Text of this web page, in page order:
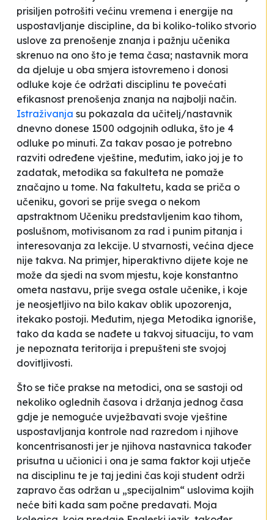
prisiljen potrošiti većinu vremena i energije na
uspostavljanje discipline, da bi koliko-toliko stvorio
uslove za prenošenje znanja i pažnju učenika
skrenuo na ono što je tema časa; nastavnik mora
da djeluje u oba smjera istovremeno i donosi
odluke koje će održati disciplinu te povećati
efikasnost prenošenja znanja na najbolji način.
Istraživanja su pokazala da učitelj/nastavnik
dnevno donese 1500 odgojnih odluka, što je 4
odluke po minuti. Za takav posao je potrebno
razviti određene vještine, međutim, iako joj je to
zadatak, metodika sa fakulteta ne pomaže
značajno u tome. Na fakultetu, kada se priča o
učeniku, govori se prije svega o nekom
apstraktnom Učeniku predstavljenim kao tihom,
poslušnom, motivisanom za rad i punim pitanja i
interesovanja za lekcije. U stvarnosti, većina djece
nije takva. Na primjer, hiperaktivno dijete koje ne
može da sjedi na svom mjestu, koje konstantno
ometa nastavu, prije svega ostale učenike, i koje
je neosjetljivo na bilo kakav oblik upozorenja,
itekako postoji. Međutim, njega Metodika ignoriše,
tako da kada se nađete u takvoj situaciju, to vam
je nepoznata teritorija i prepušteni ste svojoj
dovitljivosti.
Što se tiče prakse na metodici, ona se sastoji od
nekoliko oglednih časova i držanja jednog časa
gdje je nemoguće uvježbavati svoje vještine
uspostavljanja kontrole nad razredom i njihove
koncentrisanosti jer je njihova nastavnica također
prisutna u učionici i ona je sama faktor koji utječe
na disciplinu te je taj jedini čas koji student održi
zapravo čas održan u „specijalnim“ uslovima kojih
neće biti kada sam počne predavati. Moja